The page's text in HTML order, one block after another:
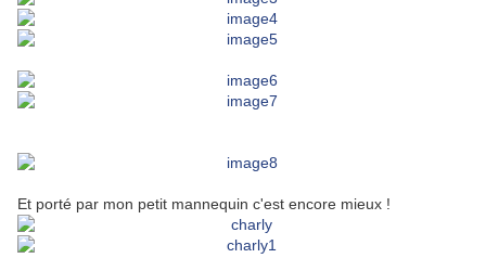
Et porté par mon petit mannequin c'est encore mieux !